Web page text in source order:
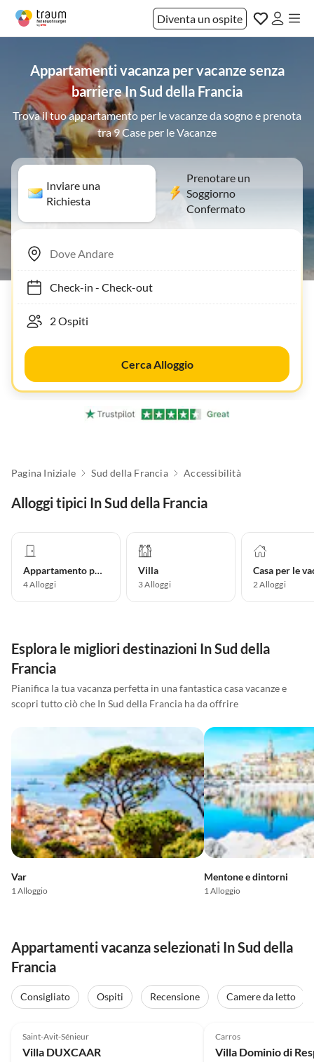
Diventa un ospite
Appartamenti vacanza per vacanze senza
barriere In Sud della Francia
Trova il tuo appartamento per le vacanze da sogno e prenota
tra 9 Case per le Vacanze
Inviare una
Richiesta
Prenotare un
Soggiorno
Confermato
Check-in- Check-out
Cerca Alloggio
Pagina Iniziale Sud della Francia Accessibilità
Alloggi tipici In Sud della Francia
Appartamento per vacanze
4Alloggi
Villa
3Alloggi 2Alloggi
Esplora le migliori destinazioni In Sud della
Francia
Pianifica la tua vacanza perfetta in una fantastica casa vacanze e
scopri tutto ciò che In Sud della Francia ha da offrire
Var
1 Alloggio
Mentone e dintorni
1 Alloggio
Appartamenti vacanza selezionati In Sud della
Francia
Consigliato Ospiti Recensione
Camere da letto
Saint-Avit-Sénieur
Villa DUXCAAR
Carros
Villa Dominio di